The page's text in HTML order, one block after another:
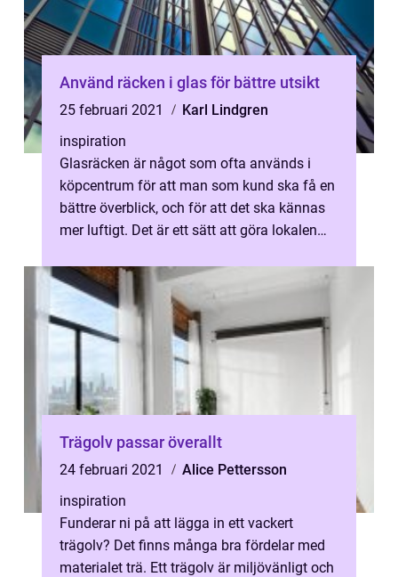
Använd räcken i glas för bättre utsikt
25 februari 2021
Karl Lindgren
inspiration
Glasräcken är något som ofta används i
köpcentrum för att man som kund ska få en
bättre överblick, och för att det ska kännas
mer luftigt. Det är ett sätt att göra lokalen
Trägolv passar överallt
24 februari 2021
Alice Pettersson
inspiration
Funderar ni på att lägga in ett vackert
trägolv? Det finns många bra fördelar med
materialet trä. Ett trägolv är miljövänligt och